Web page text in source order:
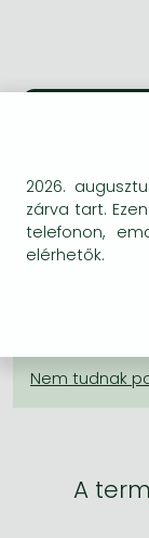
One-Punch Man
nincsen
A
2026.
zárva tart.
telefonon,
elérhetők.